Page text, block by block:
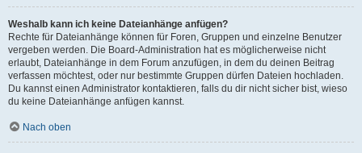
Weshalb kann ich keine Dateianhänge anfügen?
Rechte für Dateianhänge können für Foren, Gruppen und einzelne Benutzer
vergeben werden. Die Board-Administration hat es möglicherweise nicht
erlaubt, Dateianhänge in dem Forum anzufügen, in dem du deinen Beitrag
verfassen möchtest, oder nur bestimmte Gruppen dürfen Dateien hochladen.
Du kannst einen Administrator kontaktieren, falls du dir nicht sicher bist, wieso
du keine Dateianhänge anfügen kannst.
Nach oben